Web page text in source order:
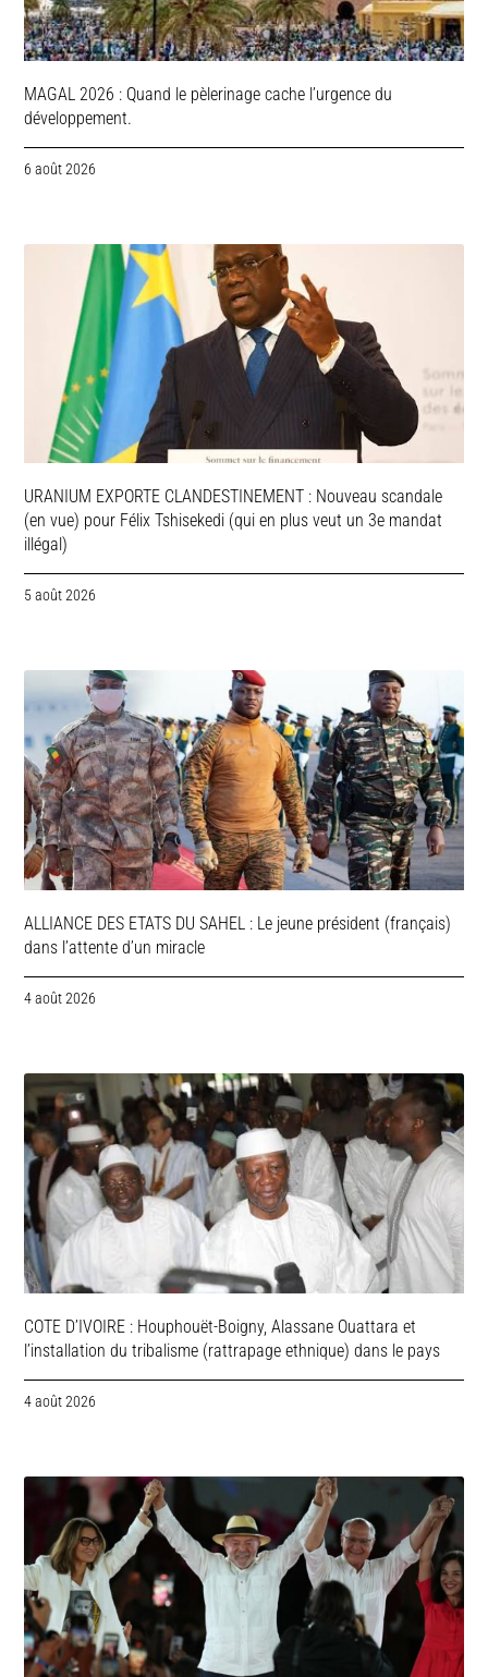
MAGAL 2026 : Quand le pèlerinage cache l’urgence du
développement.
6 août 2026
URANIUM EXPORTE CLANDESTINEMENT : Nouveau scandale
(en vue) pour Félix Tshisekedi (qui en plus veut un 3e mandat
illégal)
5 août 2026
ALLIANCE DES ETATS DU SAHEL : Le jeune président (français)
dans l’attente d’un miracle
4 août 2026
COTE D’IVOIRE : Houphouët-Boigny, Alassane Ouattara et
l’installation du tribalisme (rattrapage ethnique) dans le pays
4 août 2026